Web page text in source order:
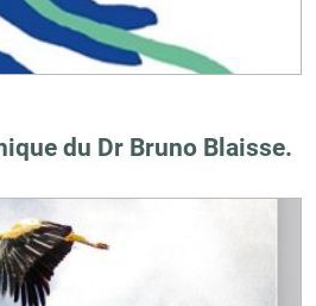
du Dr Bruno Blaisse.